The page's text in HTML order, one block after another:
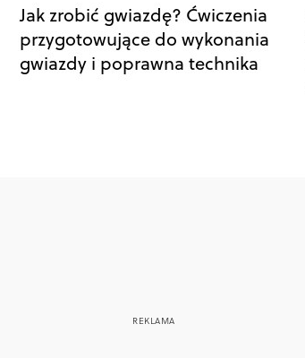
Jak zrobić gwiazdę? Ćwiczenia
przygotowujące do wykonania
gwiazdy i poprawna technika